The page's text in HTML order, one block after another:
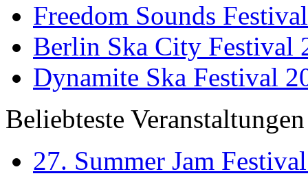
Freedom Sounds
Berlin Ska City Festival
Dynamite Ska Festival
Beliebteste Veranstaltungen
27. Summer Jam